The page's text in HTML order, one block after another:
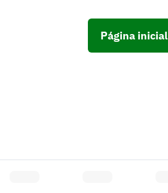
Página inicial